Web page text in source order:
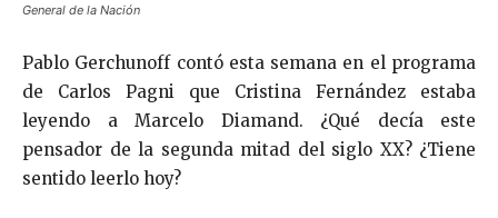
General de la Nación
Pablo Gerchunoff contó esta semana en el programa
de Carlos Pagni que Cristina Fernández estaba
leyendo a Marcelo Diamand. ¿Qué decía este
pensador de la segunda mitad del siglo XX? ¿Tiene
sentido leerlo hoy?